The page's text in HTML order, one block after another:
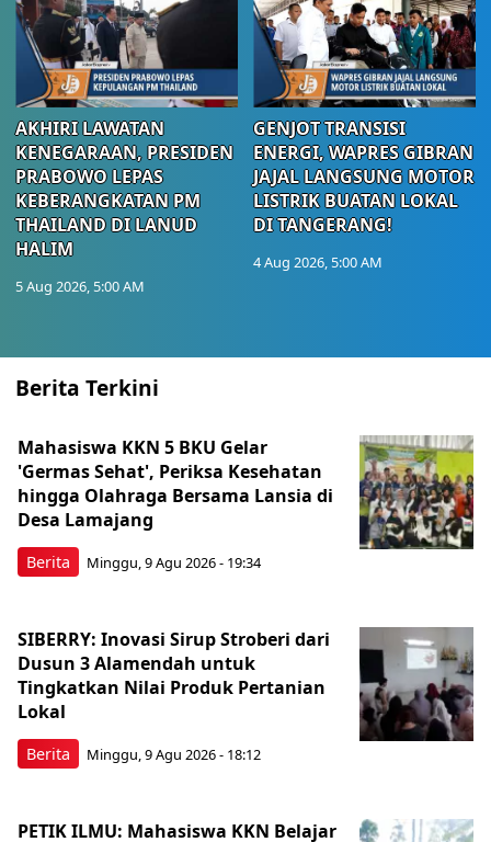
AKHIRI LAWATAN
KENEGARAAN, PRESIDEN
PRABOWO LEPAS
KEBERANGKATAN PM
THAILAND DI LANUD
HALIM
5 Aug 2026, 5:00 AM
GENJOT TRANSISI
ENERGI, WAPRES GIBRAN
JAJAL LANGSUNG MOTOR
LISTRIK BUATAN LOKAL
DI TANGERANG!
4 Aug 2026, 5:00 AM
Berita Terkini
Berita
Mahasiswa KKN 5 BKU Gelar
'Germas Sehat', Periksa Kesehatan
hingga Olahraga Bersama Lansia di
Desa Lamajang
Minggu, 9 Agu 2026 - 19:34
Berita
SIBERRY: Inovasi Sirup Stroberi dari
Dusun 3 Alamendah untuk
Tingkatkan Nilai Produk Pertanian
Lokal
Minggu, 9 Agu 2026 - 18:12
PETIK ILMU: Mahasiswa KKN Belajar